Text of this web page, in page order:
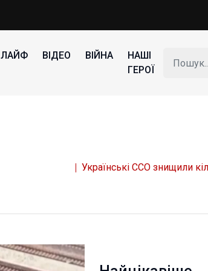
ЛАЙФ ВІДЕО ВІЙНА
НАШІ
ГЕРОЇ
Українські ССО знищили